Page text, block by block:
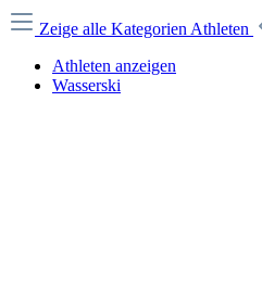
Zeige alle Kategorien Athleten
Athleten anzeigen
Wasserski